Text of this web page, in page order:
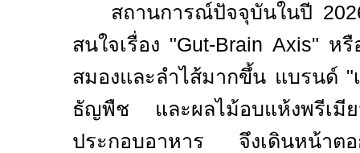
สถานการณ์ปัจจุบันในปี
สนใจเรื่อง "Gut-Brain Axis" หรื
สมองและลำไส้มากขึ้น แบรนด์ "
ธัญพืช และผลไม้อบแห้งพรีเมี
ประกอบอาหาร จึงเดินหน้าตอ